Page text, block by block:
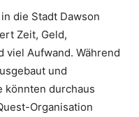
die Stadt Dawson
Zeit, Geld,
viel Aufwand. Während
und
könnten durchaus
Organisation